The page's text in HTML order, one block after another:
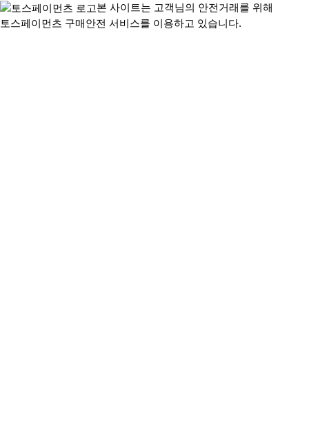
본 사이트는 고객님의 안전거래를 위해
토스페이먼츠 구매안전 서비스를 이용하고 있습니다.